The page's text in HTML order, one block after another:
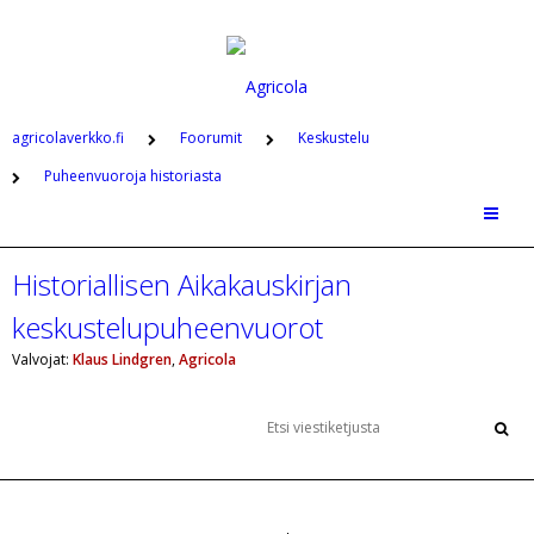
agricolaverkko.fi Foorumit
Keskustelu
Puheenvuoroja historiasta
Historiallisen Aikakauskirjan
keskustelupuheenvuorot
Valvojat: Klaus Lindgren,Agricola